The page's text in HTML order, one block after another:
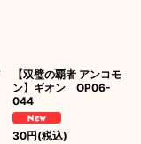
【双璧の覇者 アンコモ
ン】ギオン OP06-
044
30円(税込)